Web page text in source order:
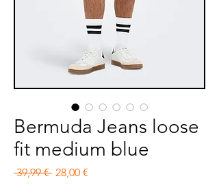
Bermuda Jeans loose
fit medium blue
39,99 € Prezzo regolare
28,00 €